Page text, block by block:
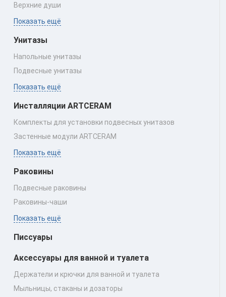
Верхние души
Показать ещё
Унитазы
Напольные унитазы
Подвесные унитазы
Показать ещё
Инсталляции ARTCERAM
Комплекты для установки подвесных унитазов
Застенные модули ARTCERAM
Показать ещё
Раковины
Подвесные раковины
Раковины‑чаши
Показать ещё
Писсуары
Аксессуары для ванной и туалета
Держатели и крючки для ванной и туалета
Мыльницы, стаканы и дозаторы